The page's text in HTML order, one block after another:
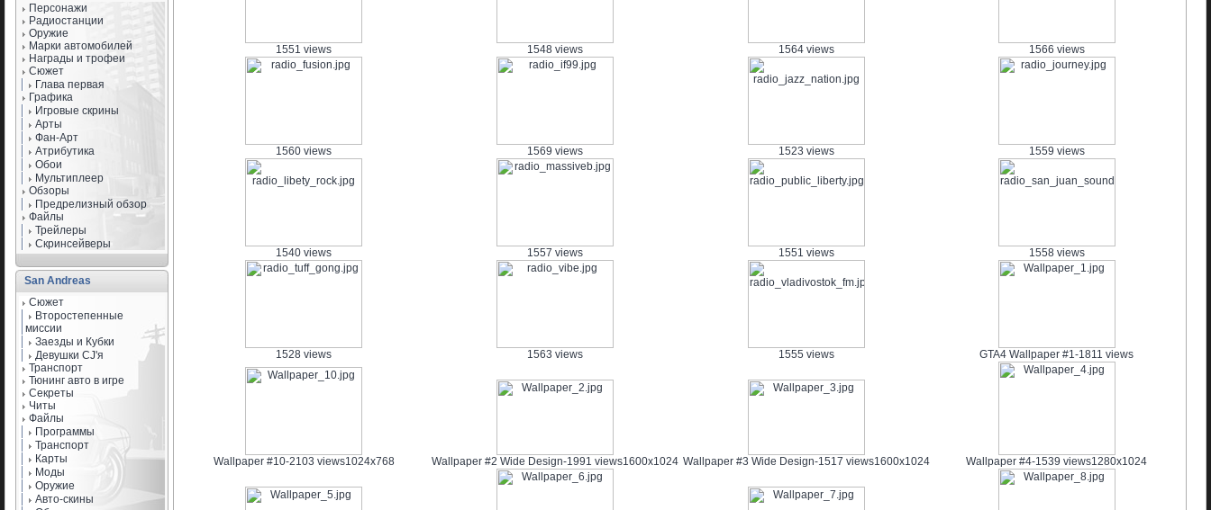
Персонажи
Радиостанции
Оружие
Марки автомобилей
Награды и трофеи
Сюжет
Глава первая
Графика
Игровые скрины
Арты
Фан-Арт
Атрибутика
Обои
Мультиплеер
Обзоры
Предрелизный обзор
Файлы
Трейлеры
Скринсейверы
San Andreas
Сюжет
Второстепенные
миссии
Заезды и Кубки
Девушки CJ'я
Транспорт
Тюнинг авто в игре
Секреты
Читы
Файлы
Программы
Транспорт
Карты
Моды
Оружие
Авто-скины
1551 views 1548 views 1564 views 1566 views
1560 views 1569 views 1523 views 1559 views
1540 views 1557 views 1551 views 1558 views
1528 views 1563 views 1555 views GTA4 Wallpaper #1-1811 views
Wallpaper #10-2103 views1024x768 Wallpaper #2 Wide Design-1991 views1600x1024 Wallpaper #3 Wide Design-1517 views1600x1024 Wallpaper #4-1539 views1280x1024